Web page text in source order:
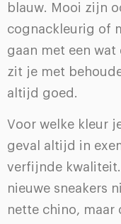
blauw. Mooi zijn
cognackleurig of
gaan met een
zit je met
altijd goed.
Voor welke kleur
geval altijd in
verfijnde
nieuwe sneakers
nette chino, maar